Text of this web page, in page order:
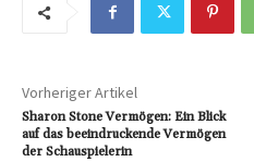
Vorheriger Artikel
Sharon Stone Vermögen: Ein Blick
auf das beeindruckende Vermögen
der Schauspielerin